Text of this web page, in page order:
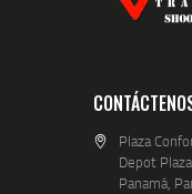
Plaza
Depot
Panamá,